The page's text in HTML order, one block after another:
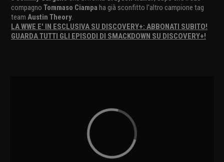
compagno Tommaso Ciampa ha già sconfitto l'altro campione tag
team Austin Theory.
LA WWE E' IN ESCLUSIVA SU DISCOVERY+: ABBONATI SUBITO!
GUARDA TUTTI GLI EPISODI DI SMACKDOWN SU DISCOVERY+!